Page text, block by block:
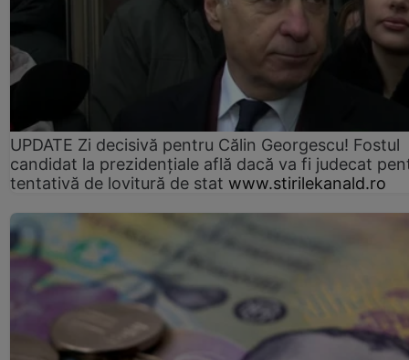
UPDATE Zi decisivă pentru Călin Georgescu! Fostul
candidat la prezidențiale află dacă va fi judecat
tentativă de lovitură de stat www.stirilekanald.ro